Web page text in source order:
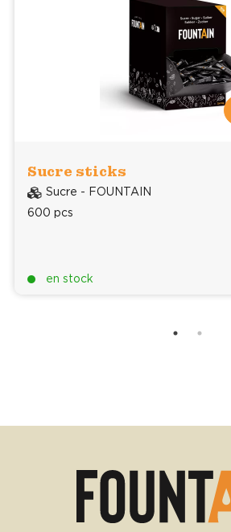
Sucre sticks
Sucre - FOUNTAIN
600 pcs
en stock